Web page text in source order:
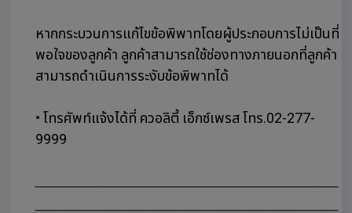
หากกระบวนการแก้ไขข้อพิพาทโดยผู้ประกอบการไม่เป็นที่
พอใจของลูกค้า ลูกค้าสามารถใช้ช่องทางภายนอกที่ลูกค้า
สามารถดำเนินการระงับข้อพิพาทได้
• โทรศัพท์แจ้งได้ที่ ควอลิตี้ เอ็กซ์เพรส โทร.02-277-
9999